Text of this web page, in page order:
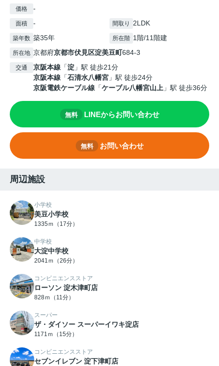
価格 -
面積 - 間取り 2LDK
築年数 築35年 所在階 1階/11階建
所在地 京都府京都市伏見区淀美豆町684-3
交通 京阪本線 「淀 」駅 徒歩21分
京阪本線 「石清水八幡宮 」駅 徒歩24分
京阪電鉄ケーブル線 「ケーブル八幡宮山上 」駅 徒歩36分
無料 LINEからお問い合わせ
無料 お問い合わせ
周辺施設
小学校
美豆小学校
1335ｍ（17分）
中学校
大淀中学校
2041ｍ（26分）
コンビニエンスストア
ローソン 淀木津町店
828ｍ（11分）
スーパー
ザ・ダイソー スーパーイワキ淀店
1171ｍ（15分）
コンビニエンスストア
セブンイレブン 淀下津町店